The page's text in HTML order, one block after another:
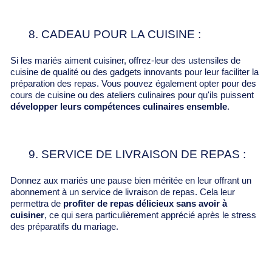
8. CADEAU POUR LA CUISINE :
Si les mariés aiment cuisiner, offrez-leur des ustensiles de
cuisine de qualité ou des gadgets innovants pour leur faciliter la
préparation des repas. Vous pouvez également opter pour des
cours de cuisine ou des ateliers culinaires pour qu'ils puissent
développer leurs compétences culinaires ensemble.
9. SERVICE DE LIVRAISON DE REPAS :
Donnez aux mariés une pause bien méritée en leur offrant un
abonnement à un service de livraison de repas. Cela leur
permettra de profiter de repas délicieux sans avoir à
cuisiner, ce qui sera particulièrement apprécié après le stress
des préparatifs du mariage.